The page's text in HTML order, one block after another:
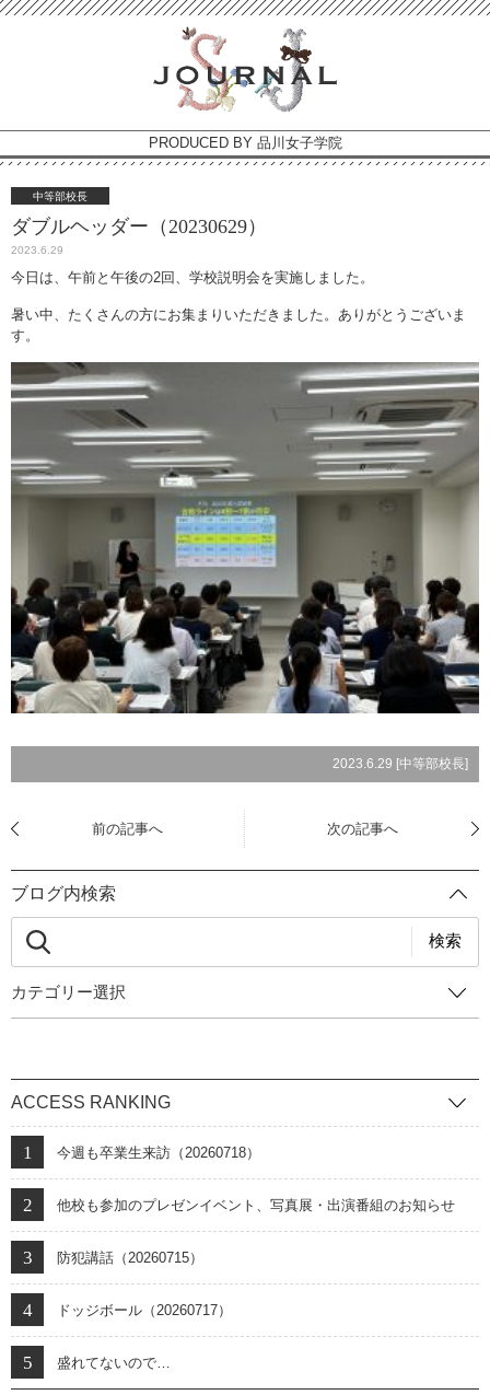
PRODUCED BY 品川女子学院
中等部校長
ダブルヘッダー（20230629）
2023.6.29
今日は、午前と午後の2回、学校説明会を実施しました。
暑い中、たくさんの方にお集まりいただきました。ありがとうございま
す。
2023.6.29 [中等部校長]
前の記事へ 次の記事へ
ブログ内検索
検索
カテゴリー選択
ACCESS RANKING
今週も卒業生来訪（20260718）
他校も参加のプレゼンイベント、写真展・出演番組のお知らせ
防犯講話（20260715）
ドッジボール（20260717）
盛れてないので…